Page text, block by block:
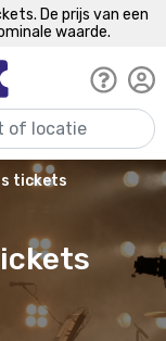
De prijs van een
waarde.
tickets